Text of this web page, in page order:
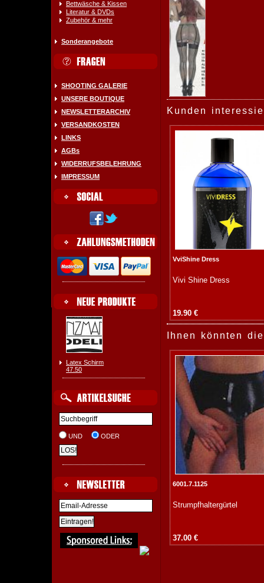
Bettwäsche & Kissen
Literatur & DVDs
Zubehör & mehr
Sonderangebote
SHOOTING GALERIE
UNSERE BOUTIQUE
NEWSLETTERARCHIV
VERSANDKOSTEN
LINKS
AGBs
WIDERRUFSBELEHRUNG
IMPRESSUM
Latex Schirm
47.50
UND ODER
Kunden
VviShine Dress
Vivi Shine Dress
19.90 €
Ihnen könnten
6001.7.1125
Strumpfhaltergürtel
37.00 €